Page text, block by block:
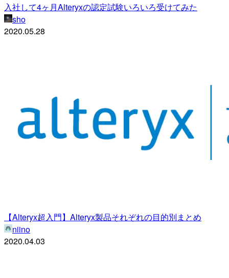
入社して4ヶ月Alteryxの認定試験いろいろ受けてみた
sho
2020.05.28
【Alteryx超入門】Alteryx製品それぞれの目的別まとめ
niino
2020.04.03